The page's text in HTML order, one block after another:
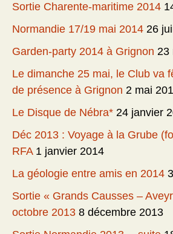
Sortie Charente-maritime 2014
Normandie 17/19 mai 2014 26
Garden-party 2014 à Grignon 23
Le dimanche 25 mai, le Club va
de présence à Grignon 2 mai
Le Disque de Nébra* 24 janvier
Déc 2013 : Voyage à la Grube
RFA 1 janvier 2014
La géologie entre amis en 2014
Sortie « Grands Causses –
octobre 2013 8 décembre 2013